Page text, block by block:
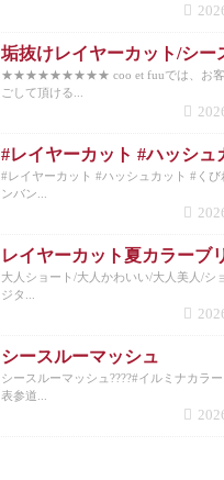
★★★★★★★★★ coo et fuuでは、お客
ごして頂ける...
#レイヤーカット #ハッシュカット #くび
ンバン...
大人ショート/大人かわいい/大人美人/シ
ジタ...
シースルーマッシュ
シースルーマッシュ????#イルミナカラ
表参道...